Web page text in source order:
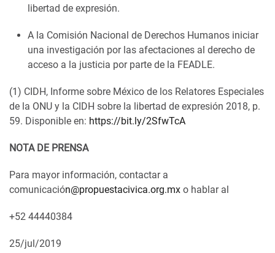
libertad de expresión.
A la Comisión Nacional de Derechos Humanos iniciar
una investigación por las afectaciones al derecho de
acceso a la justicia por parte de la FEADLE.
(1) CIDH, Informe sobre México de los Relatores Especiales
de la ONU y la CIDH sobre la libertad de expresión 2018, p.
59. Disponible en: https://bit.ly/2SfwTcA
NOTA DE PRENSA
Para mayor información, contactar a
comunicación@propuestacivica.org.mx o hablar al
+52 44440384
25/jul/2019